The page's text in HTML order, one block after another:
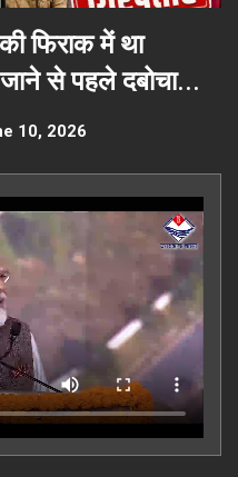
फिराक में था
से पहले दबोचा…
10, 2026